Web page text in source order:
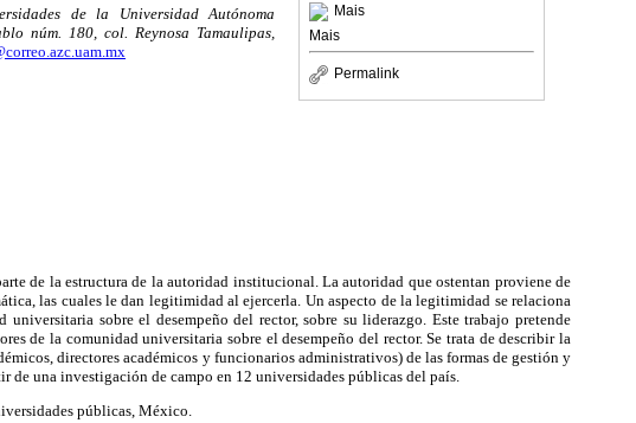
Mais
Mais
Permalink
de la Universidad Autónoma
núm. 180, col. Reynosa Tamaulipas,
de la estructura de la autoridad institucional. La autoridad que ostentan proviene de
las cuales le dan legitimidad al ejercerla. Un aspecto de la legitimidad se relaciona
sobre el desempeño del rector, sobre su liderazgo. Este trabajo pretende
de la comunidad universitaria sobre el desempeño del rector. Se trata de describir la
directores académicos y funcionarios administrativos) de las formas de gestión y
una investigación de campo en 12 universidades públicas del país.
públicas, México.